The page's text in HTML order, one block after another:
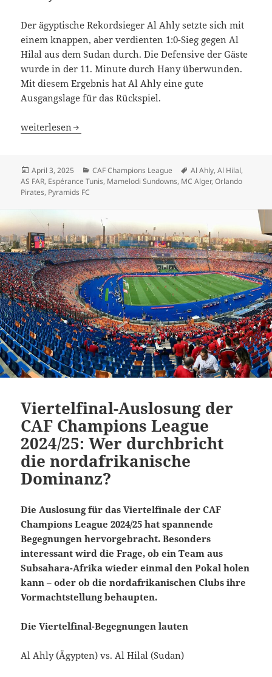
Der ägyptische Rekordsieger Al Ahly setzte sich mit
einem knappen, aber verdienten 1:0-Sieg gegen Al
Hilal aus dem Sudan durch. Die Defensive der Gäste
wurde in der 11. Minute durch Hany überwunden.
Mit diesem Ergebnis hat Al Ahly eine gute
Ausgangslage für das Rückspiel.
Afrikas Königsklasse: Ägyptens Klubs glänzen, Südafrika
weiterlesen
Veröffentlicht
am
April 3, 2025 Kategorien
CAF Champions League Schlagwörter
Al Ahly,Al Hilal,
AS FAR, Espérance Tunis, Mamelodi Sundowns, MC Alger,Orlando
Pirates, Pyramids FC
Viertelfinal-Auslosung der
CAF Champions League
2024/25: Wer durchbricht
die nordafrikanische
Dominanz?
Die Auslosung für das Viertelfinale der CAF
Champions League 2024/25 hat spannende
Begegnungen hervorgebracht. Besonders
interessant wird die Frage, ob ein Team aus
Subsahara-Afrika wieder einmal den Pokal holen
kann – oder ob die nordafrikanischen Clubs ihre
Vormachtstellung behaupten.
Die Viertelfinal-Begegnungen lauten
Al Ahly (Ägypten) vs. Al Hilal (Sudan)